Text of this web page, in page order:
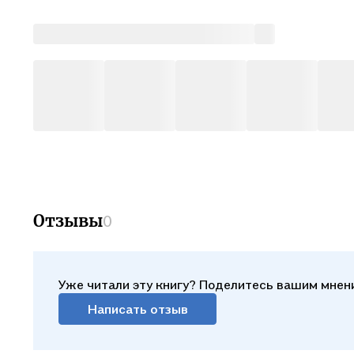
Отзывы0
Уже читали эту книгу? Поделитесь вашим
Написать отзыв